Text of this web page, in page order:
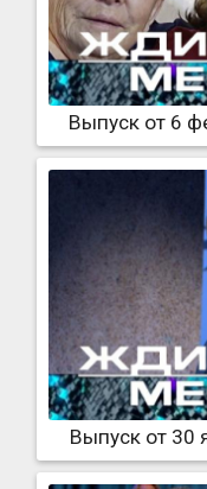
Выпуск от 6
Выпуск от 30